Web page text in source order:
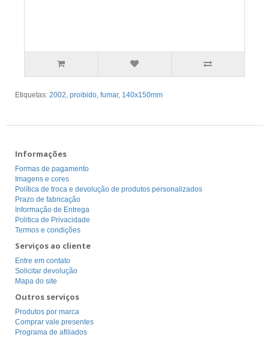
Etiquetas: 2002, proibido, fumar, 140x150mm
Informações
Formas de pagamento
Imagens e cores
Política de troca e devolução de produtos personalizados
Prazo de fabricação
Informação de Entrega
Politica de Privacidade
Termos e condições
Serviços ao cliente
Entre em contato
Solicitar devolução
Mapa do site
Outros serviços
Produtos por marca
Comprar vale presentes
Programa de afiliados